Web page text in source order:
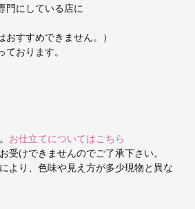
門にしている店に
おすすめできません。）
ております。
お仕立てについてはこちら
受けできませんのでご了承下さい。
より、色味や見え方が多少現物と異な